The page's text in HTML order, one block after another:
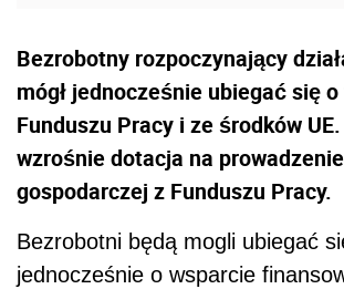
Bezrobotny rozpoczynający
mógł jednocześnie ubiegać się
Funduszu Pracy i ze środków
wzrośnie dotacja na
gospodarczej z Funduszu Pracy.
Bezrobotni będą mogli ubiegać
jednocześnie o wsparcie